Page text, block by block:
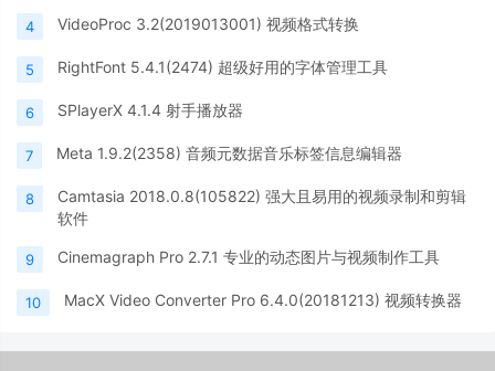
4 VideoProc 3.2(2019013001) 视频格式转换
5 RightFont 5.4.1(2474) 超级好用的字体管理工具
6 SPlayerX 4.1.4 射手播放器
7 Meta 1.9.2(2358) 音频元数据音乐标签信息编辑器
8
Camtasia 2018.0.8(105822) 强大且易用的视频录制和剪辑
软件
9 Cinemagraph Pro 2.7.1 专业的动态图片与视频制作工具
10 MacX Video Converter Pro 6.4.0(20181213) 视频转换器